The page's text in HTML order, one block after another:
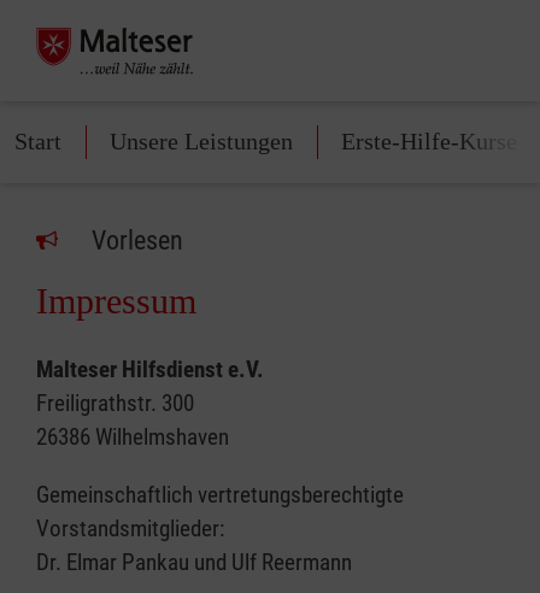
Start Unsere Leistungen Erste-Hilfe-Kurse
Vorlesen
Impressum
Malteser Hilfsdienst e.V.
Freiligrathstr. 300
26386 Wilhelmshaven
Gemeinschaftlich vertretungsberechtigte
Vorstandsmitglieder:
Dr. Elmar Pankau und Ulf Reermann